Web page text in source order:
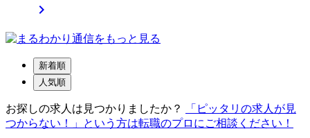

新着順
人気順
お探しの求人は見つかりましたか？
「ピッタリの求人が見
つからない！」という方は転職のプロにご相談ください！